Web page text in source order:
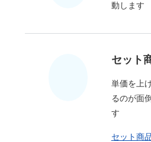
動します
セット
単価を上
るのが面
す
セット商